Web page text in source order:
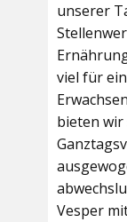
unserer
viel für
bieten wir
Vesper